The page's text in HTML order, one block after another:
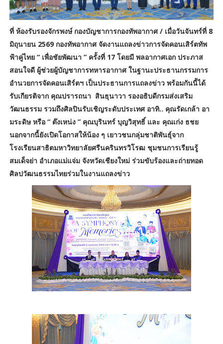
ที่ ห้องรับรองจักรพงษ์ กองบัญชาการกองทัพอากาศ / เมื่อวันจันทร์ที่ 8
มิถุนายน 2569 กองทัพอากาศ จัดงานแถลงข่าวการจัดคอนเสิร์ตทัพ
ฟ้าคู่ไทย “ เพื่อชัยพัฒนา ” ครั้งที่ 17 โดยมี พลอากาศเอก ประภาส
สอนใจดี ผู้ช่วยผู้บัญชาการทหารอากาศ ในฐานะประธานกรรมการ
อำนวยการจัดคอนเสิร์ตฯ เป็นประธานการแถลงข่าว พร้อมกันนี้ได้
รับเกียรติจาก คุณปรารถนา สินธุนาวา รองอธิบดีกรมส่งเสริม
วัฒนธรรม รวมถึงศิลปินรับเชิญระดับประเทศ อาทิ.. คุณรัดเกล้า อา
มระดิษ หรือ “ ต๊งเหน่ง ” คุณบุรินทร์ บุญวิสุทธิ์ และ คุณเก่ง ธชย
นอกจากนี้ยังเปิดโอกาสให้น้อง ๆ เยาวชนกลุ่มชาติพันธุ์จาก
โรงเรียนสาธิตมหาวิทยาลัยศรีนครินทรวิโรฒ ชุมชนการเรียนรู้
สมเด็จย่า อำเภอแม่แจ่ม จังหวัดเชียงใหม่ ร่วมขับร้องและถ่ายทอด
ศิลปวัฒนธรรมไทยร่วมในงานแถลงข่าว